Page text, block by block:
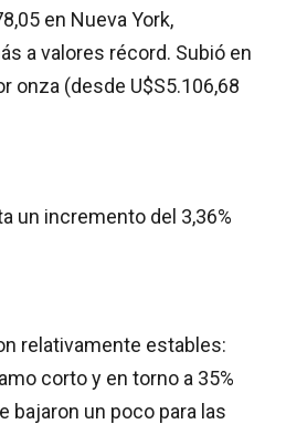
en Nueva York,
a valores récord. Subió en
onza (desde U$S5.106,68
un incremento del 3,36%
relativamente estables:
corto y en torno a 35%
bajaron un poco para las